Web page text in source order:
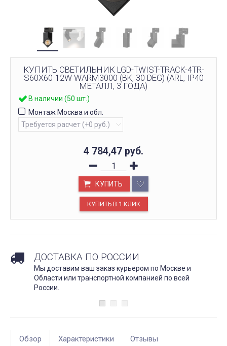
КУПИТЬ СВЕТИЛЬНИК LGD-TWIST-TRACK-4TR-
S60X60-12W WARM3000 (BK, 30 DEG) (ARL, IP40
МЕТАЛЛ, 3 ГОДА)
В наличии (50 шт.)
Монтаж Москва и обл.
4 784,47 руб.
КУПИТЬ
ДОСТАВКА ПО РОССИИ
Мы доставим ваш заказ курьером по Москве и
Области или транспортной компанией по всей
России.
Обзор Характеристики Отзывы